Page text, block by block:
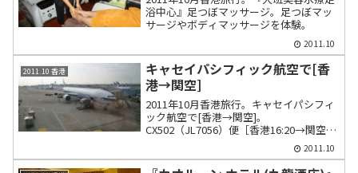
浴中心』足つぼマッサージ。足つぼマッ
サージやボディマッサージを体験。
2011.10
2011.10 香港
キャセイパシフィック航空で[香
港→関空]
2011年10月香港旅行。キャセイパシフィ
ック航空で[香港→関空]。
CX502（JL7056）便［香港16:20→関空
21:05］機材B777-300。ベジミールにハー
ゲンダッツアイスクリームは付いてこな
い。
2011.10